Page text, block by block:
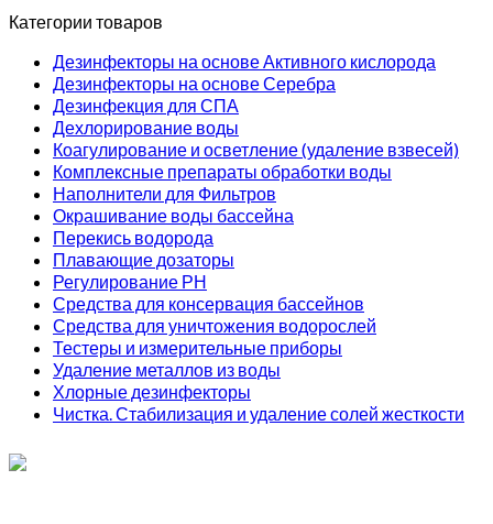
Категории товаров
Дезинфекторы на основе Активного кислорода
Дезинфекторы на основе Серебра
Дезинфекция для СПА
Дехлорирование воды
Коагулирование и осветление (удаление взвесей)
Комплексные препараты обработки воды
Наполнители для Фильтров
Окрашивание воды бассейна
Перекись водорода
Плавающие дозаторы
Регулирование РН
Средства для консервация бассейнов
Средства для уничтожения водорослей
Тестеры и измерительные приборы
Удаление металлов из воды
Хлорные дезинфекторы
Чистка. Стабилизация и удаление солей жесткости